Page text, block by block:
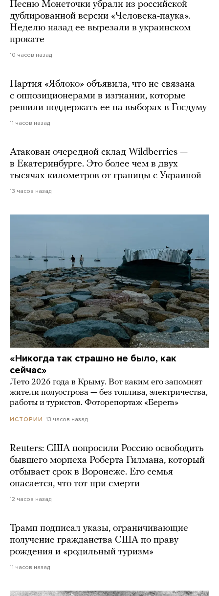
Песню Монеточки убрали из российской
дублированной версии «Человека-паука».
Неделю назад ее вырезали в украинском
прокате
10 часов назад
Партия «Яблоко» объявила, что не связана
с оппозиционерами в изгнании, которые
решили поддержать ее на выборах в Госдуму
11 часов назад
Атакован очередной склад Wildberries —
в Екатеринбурге. Это более чем в двух
тысячах километров от границы с Украиной
13 часов назад
«Никогда так страшно не было, как
сейчас»
Лето 2026 года в Крыму. Вот каким его запомнят
жители полуострова — без топлива, электричества,
работы и туристов. Фоторепортаж «Берега»
ИСТОРИИ 13 часов назад
Reuters: США попросили Россию освободить
бывшего морпеха Роберта Гилмана, который
отбывает срок в Воронеже. Его семья
опасается, что тот при смерти
12 часов назад
Трамп подписал указы, ограничивающие
получение гражданства США по праву
рождения и «родильный туризм»
11 часов назад